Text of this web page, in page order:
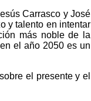
Carrasco y José
y talento en intentar
más noble de la
el año 2050 es un
el presente y el